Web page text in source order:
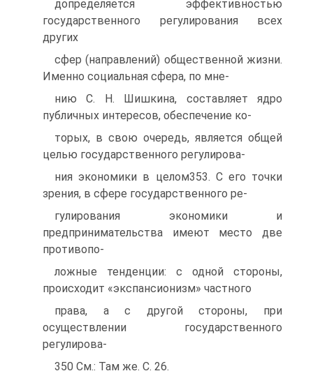
допределяется эффективностью
государственного регулирования всех
других
сфер (направлений) общественной жизни.
Именно социальная сфера, по мне-
нию С. Н. Шишкина, составляет ядро
публичных интересов, обеспечение ко-
торых, в свою очередь, является общей
целью государственного регулирова-
ния экономики в целом353. С его точки
зрения, в сфере государственного ре-
гулирования экономики и
предпринимательства имеют место две
противопо-
ложные тенденции: с одной стороны,
происходит «экспансионизм» частного
права, а с другой стороны, при
осуществлении государственного
регулирова-
350 См.: Там же. С. 26.